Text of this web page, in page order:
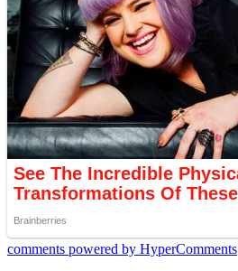
comments powered by HyperComments